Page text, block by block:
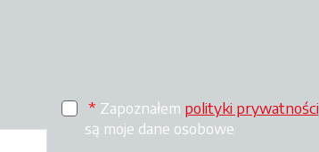
* Zapoznałem polityki prywatności
są moje dane osobowe